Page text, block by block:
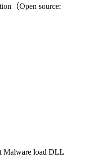
（Open source:
Malware load DLL